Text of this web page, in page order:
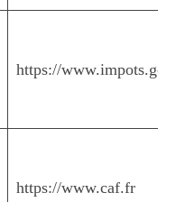
https://
https://www.caf.fr